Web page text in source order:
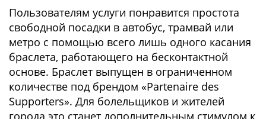
Пользователям услуги понравится простота
свободной посадки в автобус, трамвай или
метро с помощью всего лишь одного касания
браслета, работающего на бесконтактной
основе. Браслет выпущен в ограниченном
количестве под брендом «Partenaire des
Supporters». Для болельщиков и жителей
города это станет дополнительным стимулом к